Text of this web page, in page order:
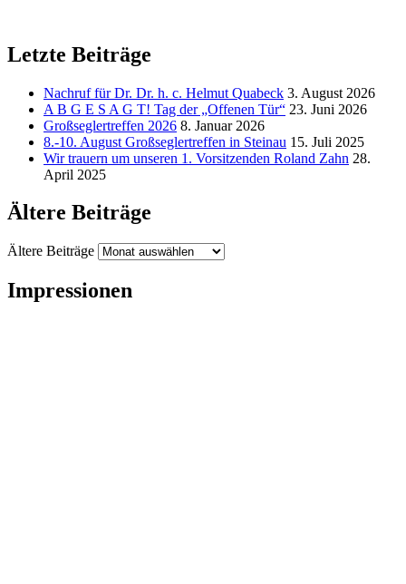
Letzte Beiträge
Nachruf für Dr. Dr. h. c. Helmut Quabeck 3. August 2026
A B G E S A G T! Tag der „Offenen Tür“ 23. Juni 2026
Großseglertreffen 2026 8. Januar 2026
8.-10. August Großseglertreffen in Steinau 15. Juli 2025
Wir trauern um unseren 1. Vorsitzenden Roland Zahn 28.
April 2025
Ältere Beiträge
Ältere Beiträge
Impressionen